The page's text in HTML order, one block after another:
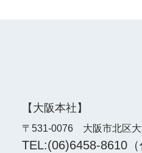
【大阪本社】
〒531-0076 大阪市北区
TEL:(06)6458-8610